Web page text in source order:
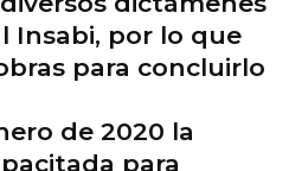
Insabi, por lo que
para concluirlo
de 2020 la
para